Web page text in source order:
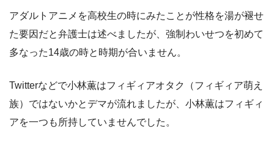
アダルトアニメを高校生の時にみたことが性格を湯が褪せ
た要因だと弁護士は述べましたが、強制わいせつを初めて
多なった14歳の時と時期が合いません。
Twitterなどで小林薫はフィギィアオタク（フィギィア萌え
族）ではないかとデマが流れましたが、小林薫はフィギィ
アを一つも所持していませんでした。